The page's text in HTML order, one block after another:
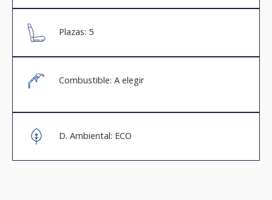
Plazas: 5
Combustible: A elegir
D. Ambiental: ECO